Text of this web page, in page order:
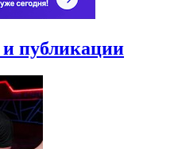
и публикации